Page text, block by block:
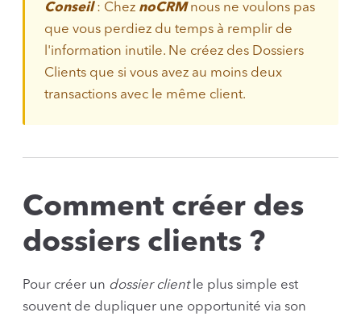
Conseil: Chez noCRMnous ne voulons pas
que vous perdiez du temps à remplir de
l'information inutile. Ne créez des Dossiers
Clients que si vous avez au moins deux
transactions avec le même client.
Comment créer des
dossiers clients ?
Pour créer un dossier clientle plus simple est
souvent de dupliquer une opportunité via son